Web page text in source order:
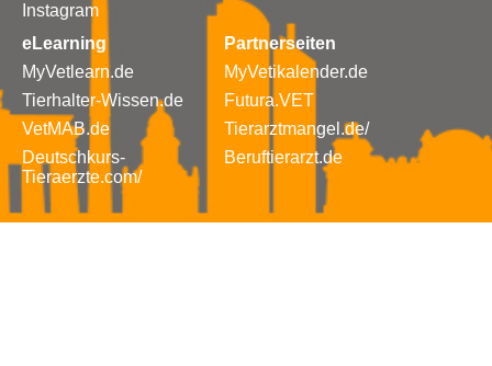
Instagram
eLearning
MyVetlearn.de
Tierhalter-Wissen.de
VetMAB.de
Deutschkurs-
Tieraerzte.com/
Partnerseiten
MyVetikalender.de
Futura.VET
Tierarztmangel.de/
Beruftierarzt.de